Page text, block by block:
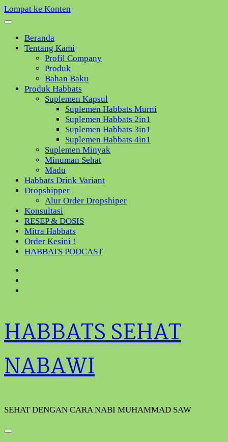
Lompat ke Konten
Beranda
Tentang Kami
Profil Company
Produk
Bahan Baku
Produk Habbats
Suplemen Kapsul
Suplemen Habbats Murni
Suplemen Habbats 2in1
Suplemen Habbats 3in1
Suplemen Habbats 4in1
Suplemen Minyak
Minuman Sehat
Madu
Habbats Drink Variant
Dropshipper
Alur Order Dropshiper
Konsultasi
RESEP & DOSIS
Mitra Habbats
Order Kesini !
HABBATS PODCAST
HABBATS SEHAT
NABAWI
SEHAT DENGAN CARA NABI MUHAMMAD SAW